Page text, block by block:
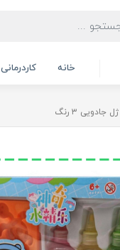
خانه کاردرمانی
ژل جادویی ۳ رنگ